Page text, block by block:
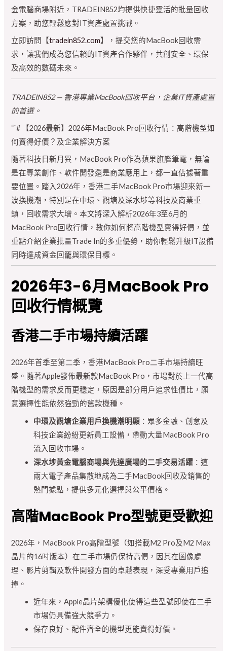
金電腦商場附近，TRADEIN852均提供快捷靈活的批量回收
方案，助您輕鬆應對IT資產處置挑戰。
立即訪問【tradein852.com】，提交您的MacBook回收需
求，讓我們成為您信賴的IT資產合作夥伴，共創安全、環保
及高效的數碼未來。
TRADEIN852 — 香港專業MacBook回收平台，企業IT資產處置
的首選。
“`# 【2026最新】2026年MacBook Pro回收行情：高階機型如
何賣得好價？及企業解決方案
隨著科技日新月異，MacBook Pro作為蘋果旗艦筆電，無論
是在專業創作、軟件開發還是商業應用上，都一直佔據著重
要位置。踏入2026年，香港二手MacBook Pro市場迎來新一
波換機潮，特別是在中環、觀塘及深水埗等科技及商業重
鎮，回收需求大增。本文將深入解析2026年3至6月的
MacBook Pro回收行情，教你如何將高階機型賣得好價，並
重點介紹企業批量Trade In的多重優勢，助你輕鬆升級IT設備
同時達成資金回籠與環保目標。
2026年3-6月MacBook Pro
回收行情概覽
香港二手市場持續活躍
2026年首季至第二季，香港MacBook Pro二手市場持續旺
盛。隨著Apple發佈最新款MacBook Pro，市場對於上一代高
階機型的需求反而更穩定，原因是部分用戶追求性價比，願
意選擇性能依然強勁的舊款機種。
中環及觀塘企業用戶換機潮明顯 ：眾多金融、創意及
科技企業紛紛更新員工設備，帶動大量MacBook Pro
流入回收市場。
深水埗黃金電腦商場與先達廣場的二手交易活躍 ：這
兩大電子產品集散地成為二手MacBook回收及銷售的
熱門據點，提供多元化選擇與公平價格。
高階MacBook Pro型號更受歡迎
2026年，MacBook Pro高階型號（如搭載M2 Pro及M2 Max
晶片的16吋版本）在二手市場仍保持高價，因其在圖像處
理、影片剪輯及軟件開發方面的卓越表現，深受專業用戶追
捧。
近年來，Apple晶片架構優化使得這些型號即使在二手
市場仍具備強大競爭力。
保存良好、配件齊全的機型更能賣得好價。